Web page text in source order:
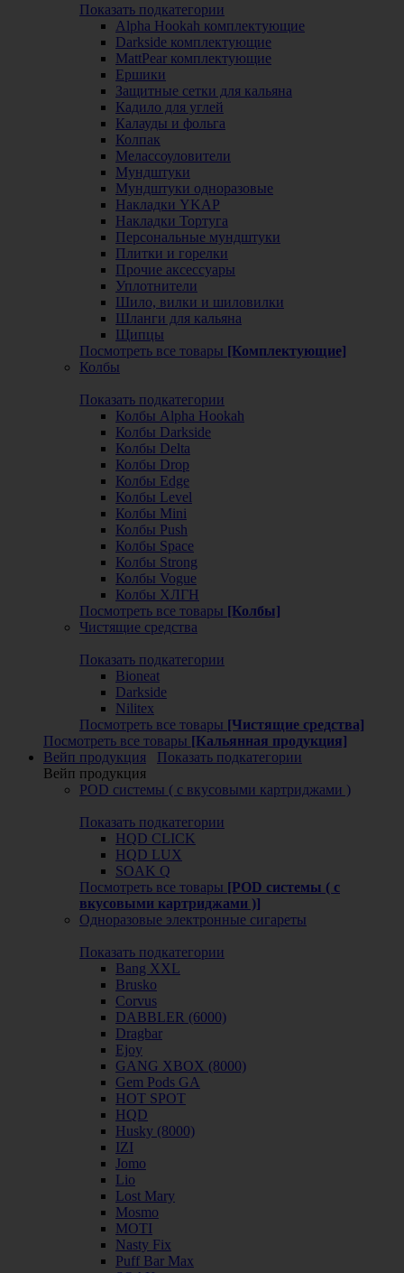
Показать подкатегории
Alpha Hookah комплектующие
Darkside комплектующие
MattPear комплектующие
Ершики
Защитные сетки для кальяна
Кадило для углей
Калауды и фольга
Колпак
Мелассоуловители
Мундштуки
Мундштуки одноразовые
Накладки YKAP
Накладки Тортуга
Персональные мундштуки
Плитки и горелки
Прочие аксессуары
Уплотнители
Шило, вилки и шиловилки
Шланги для кальяна
Щипцы
Посмотреть все товары [Комплектующие]
Колбы
Показать подкатегории
Колбы Alpha Hookah
Колбы Darkside
Колбы Delta
Колбы Drop
Колбы Edge
Колбы Level
Колбы Mini
Колбы Push
Колбы Space
Колбы Strong
Колбы Vogue
Колбы ХЛГН
Посмотреть все товары [Колбы]
Чистящие средства
Показать подкатегории
Bioneat
Darkside
Nilitex
Посмотреть все товары [Чистящие средства]
Посмотреть все товары [Кальянная продукция]
Вейп продукция
Показать подкатегории
Вейп продукция
POD системы ( с вкусовыми картриджами )
Показать подкатегории
HQD CLICK
HQD LUX
SOAK Q
Посмотреть все товары [POD системы ( с
вкусовыми картриджами )]
Одноразовые электронные сигареты
Показать подкатегории
Bang XXL
Brusko
Corvus
DABBLER (6000)
Dragbar
Ejoy
GANG XBOX (8000)
Gem Pods GA
HOT SPOT
HQD
Husky (8000)
IZI
Jomo
Lio
Lost Mary
Mosmo
MOTI
Nasty Fix
Puff Bar Max